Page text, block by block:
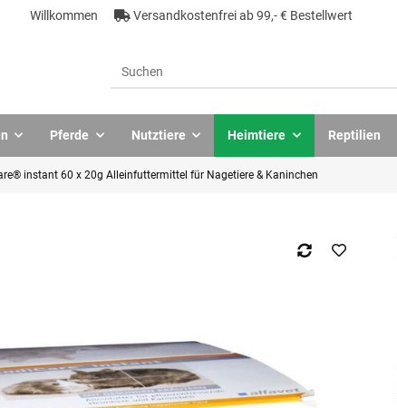
Willkommen Versandkostenfrei ab 99,- € Bestellwert
Pferde Nutztiere Heimtiere Reptilien
instant 60 x 20g Alleinfuttermittel für Nagetiere & Kaninchen